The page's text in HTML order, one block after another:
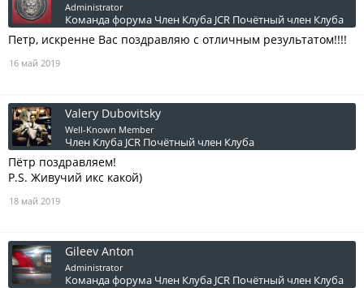
Administrator
Команда форума Член Клуба JCR Почётный член Клуба
Петр, искренне Вас поздравляю с отличным результатом!!!!
16 май 2019
Valery Dubovitsky
Well-Known Member
Член Клуба JCR Почётный член Клуба
Пётр поздравляем!
P.S. Живучий икс какой)
18 май 2019
Gileev Anton
Administrator
Команда форума Член Клуба JCR Почётный член Клуба